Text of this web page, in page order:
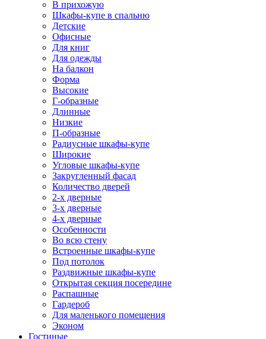
В прихожую
Шкафы-купе в спальню
Детские
Офисные
Для книг
Для одежды
На балкон
Форма
Высокие
Г-образные
Длинные
Низкие
П-образные
Радиусные шкафы-купе
Широкие
Угловые шкафы-купе
Закругленный фасад
Количество дверей
2-х дверные
3-х дверные
4-х дверные
Особенности
Во всю стену
Встроенные шкафы-купе
Под потолок
Раздвижные шкафы-купе
Открытая секция посередине
Распашные
Гардероб
Для маленького помещения
Эконом
Гостиные